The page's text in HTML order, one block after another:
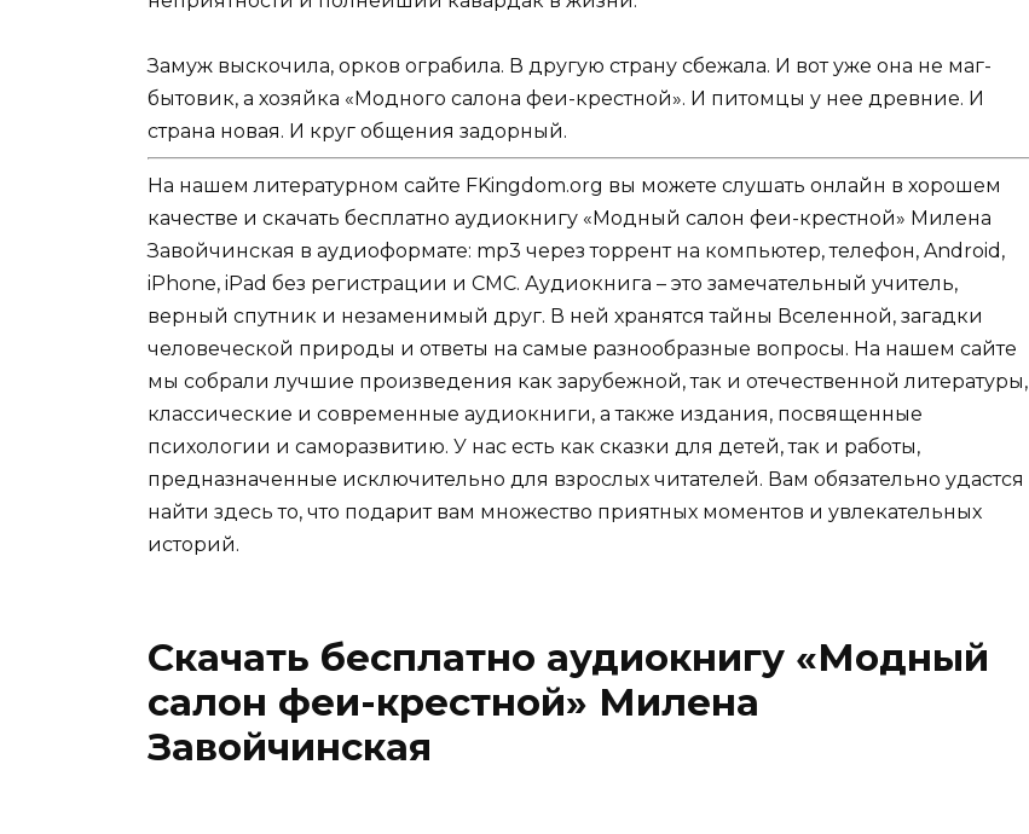
Замуж выскочила, орков ограбила. В другую страну сбежала. И вот уже она не маг-
бытовик, а хозяйка «Модного салона феи-крестной». И питомцы у нее древние. И
страна новая. И круг общения задорный.
На нашем литературном сайте FKingdom.org вы можете слушать онлайн в хорошем
качестве и скачать бесплатно аудиокнигу «Модный салон феи-крестной» Милена
Завойчинская в аудиоформате: mp3 через торрент на компьютер, телефон, Android,
iPhone, iPad без регистрации и СМС. Аудиокнига – это замечательный учитель,
верный спутник и незаменимый друг. В ней хранятся тайны Вселенной, загадки
человеческой природы и ответы на самые разнообразные вопросы. На нашем сайте
мы собрали лучшие произведения как зарубежной, так и отечественной литературы,
классические и современные аудиокниги, а также издания, посвященные
психологии и саморазвитию. У нас есть как сказки для детей, так и работы,
предназначенные исключительно для взрослых читателей. Вам обязательно удастся
найти здесь то, что подарит вам множество приятных моментов и увлекательных
историй.
Скачать бесплатно аудиокнигу «Модный
салон феи-крестной» Милена
Завойчинская